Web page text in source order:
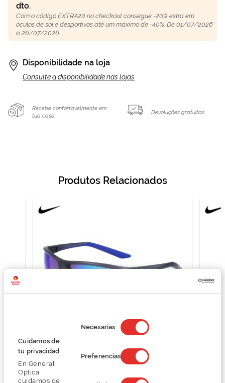
Cuidamos de
tu privacidad
En General
Optica
cuidamos de
de
consentimiento
Necesarias
Preferencias
dto.
Com o código EXTRA20 no checkout consegue -20% extra em
óculos de sol e desportivos até um máximo de -40%. De 01/07/2026
a 26/07/2026.
Disponibilidade na loja
Consulte a disponibilidade nas lojas
Recebe confortavelmente em
tua casa
Devoluções gratuitas
Produtos Relacionados
Nike NIKE RABID 22 M DV2153 NKDV2153
73,50 €